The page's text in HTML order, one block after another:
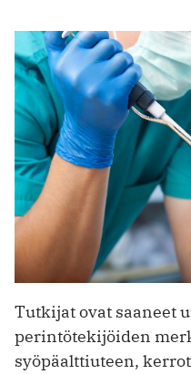
Tutkijat ovat saaneet
perintötekijöiden
syöpäalttiuteen,